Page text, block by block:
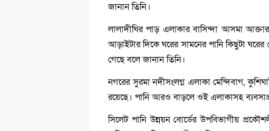
জানান তিনি।
লালাদীঘির পাড় এলাকার বাসিন্দা আসমা
আড়াইটার দিকে ঘরের সামনের পানি কিছুটা
গেছে বলে জানান তিনি।
নগরের সুরমা নদীসংলগ্ন এলাকা মেন্দিবাগ,
রয়েছে। পানি আরও বাড়লে ওই এলাকাসহ
সিলেট পানি উন্নয়ন বোর্ডের উপবিভাগীয়